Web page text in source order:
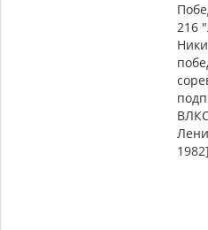
216